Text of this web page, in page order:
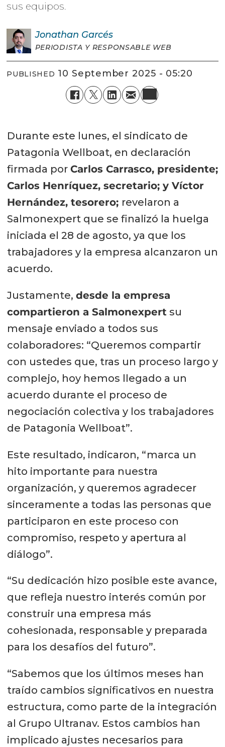
sus equipos.
Jonathan Garcés
PERIODISTA Y RESPONSABLE WEB
PUBLISHED 10 September 2025 - 05:20
Durante este lunes, el sindicato de
Patagonia Wellboat, en declaración
firmada por Carlos Carrasco, presidente;
Carlos Henríquez, secretario; y Víctor
Hernández, tesorero; revelaron a
Salmonexpert que se finalizó la huelga
iniciada el 28 de agosto, ya que los
trabajadores y la empresa alcanzaron un
acuerdo.
Justamente, desde la empresa
compartieron a Salmonexpert su
mensaje enviado a todos sus
colaboradores: “Queremos compartir
con ustedes que, tras un proceso largo y
complejo, hoy hemos llegado a un
acuerdo durante el proceso de
negociación colectiva y los trabajadores
de Patagonia Wellboat”.
Este resultado, indicaron, “marca un
hito importante para nuestra
organización, y queremos agradecer
sinceramente a todas las personas que
participaron en este proceso con
compromiso, respeto y apertura al
diálogo”.
“Su dedicación hizo posible este avance,
que refleja nuestro interés común por
construir una empresa más
cohesionada, responsable y preparada
para los desafíos del futuro”.
“Sabemos que los últimos meses han
traído cambios significativos en nuestra
estructura, como parte de la integración
al Grupo Ultranav. Estos cambios han
implicado ajustes necesarios para